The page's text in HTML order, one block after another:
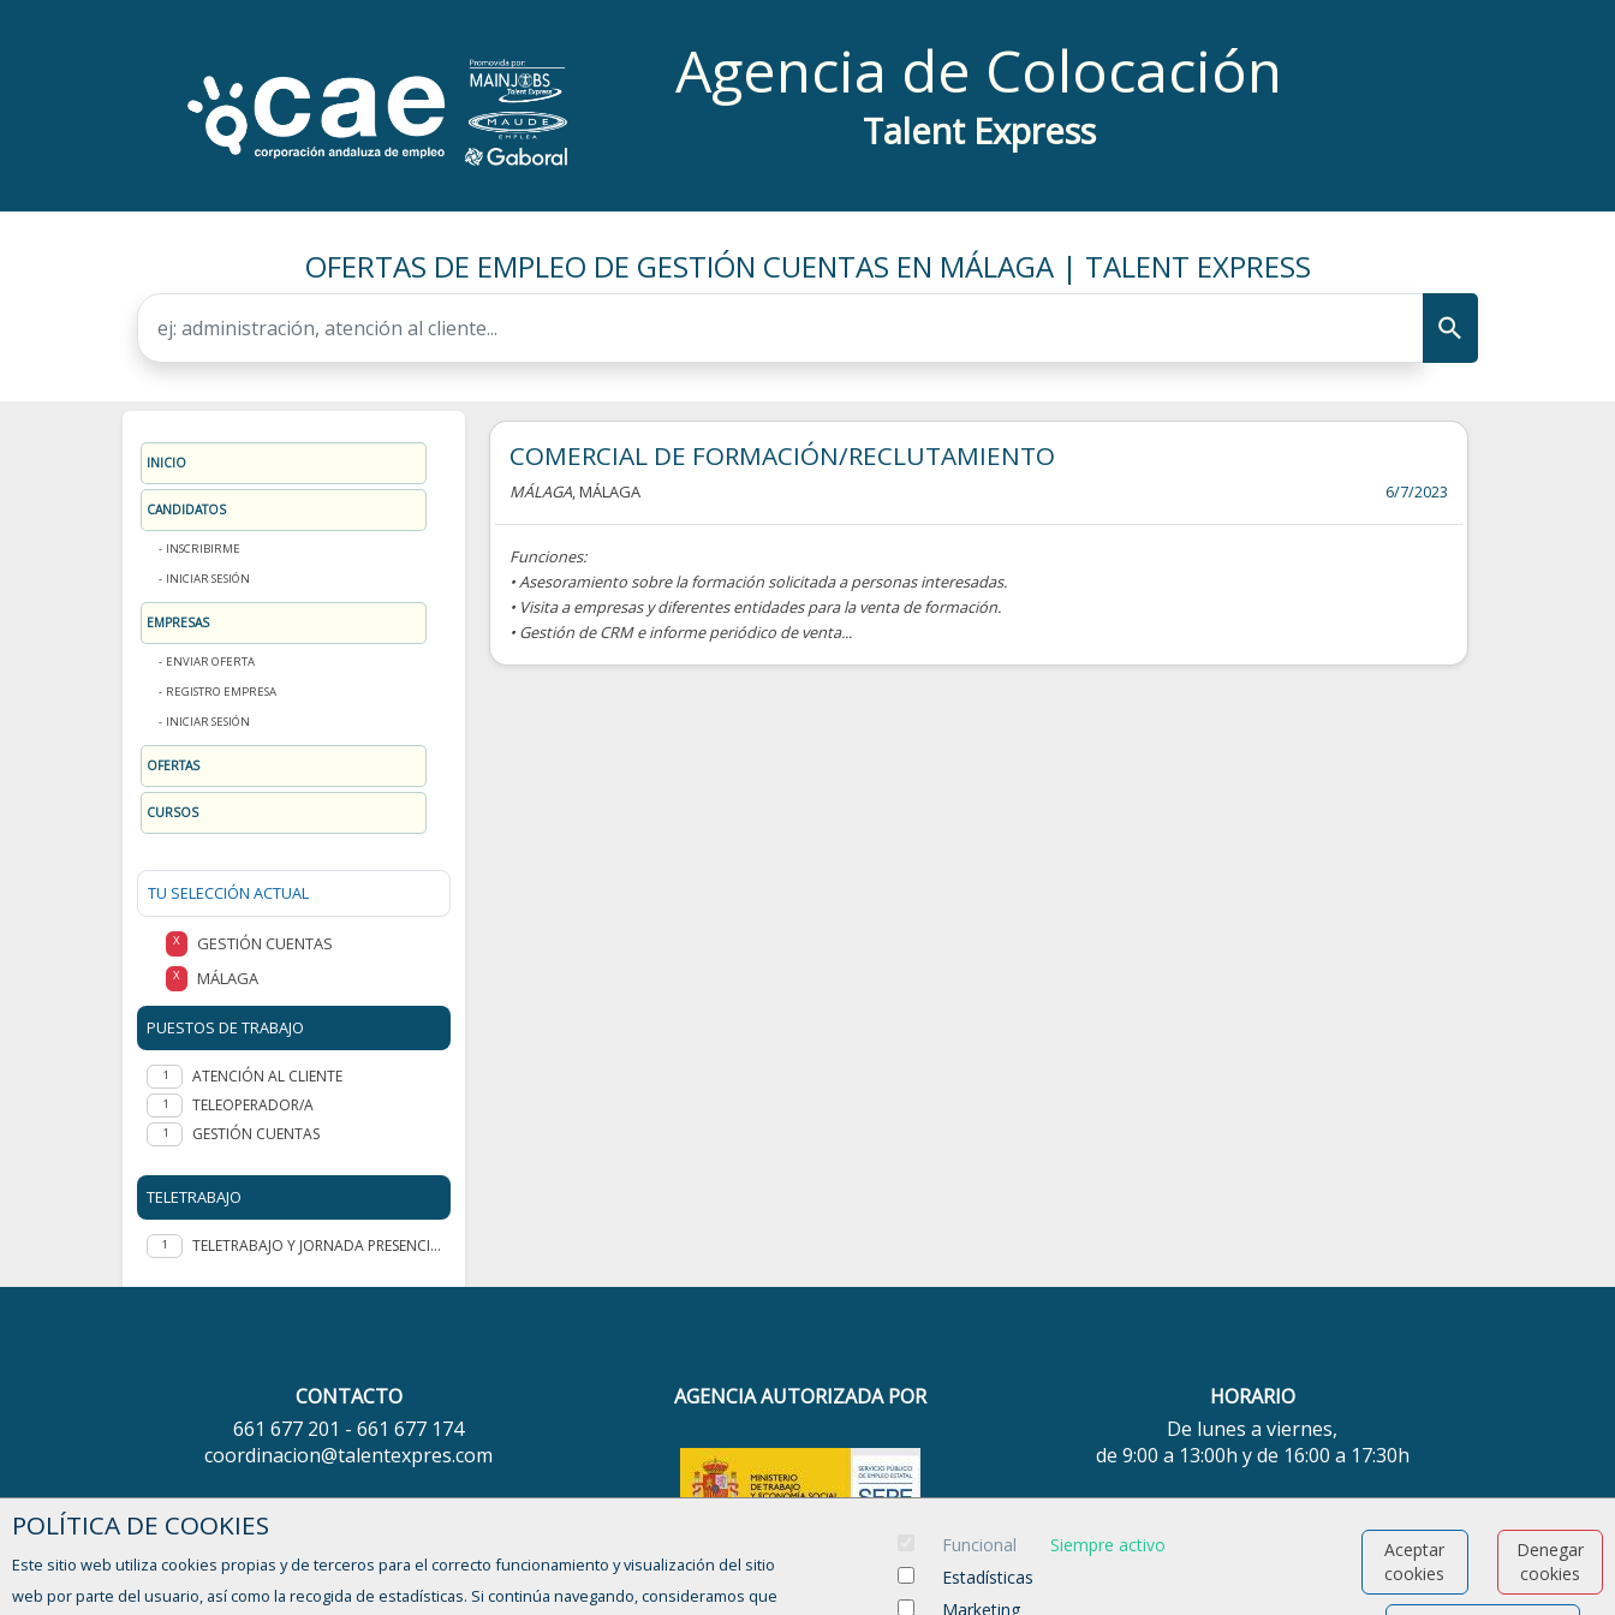
Agencia de Colocación
Talent Express
OFERTAS DE EMPLEO DE GESTIÓN CUENTAS EN MÁLAGA | TALENT EXPRESS
INICIO
CANDIDATOS
INSCRIBIRME
INICIAR SESIÓN
EMPRESAS
ENVIAR OFERTA
REGISTRO EMPRESA
INICIAR SESIÓN
OFERTAS
CURSOS
TU SELECCIÓN ACTUAL
X GESTIÓN CUENTAS
X MÁLAGA
PUESTOS DE TRABAJO
1 ATENCIÓN AL CLIENTE
1 TELEOPERADOR/A
1 GESTIÓN CUENTAS
TELETRABAJO
1 TELETRABAJO Y JORNADA PRESENCIAL
COMERCIAL DE FORMACIÓN/RECLUTAMIENTO
MÁLAGA, MÁLAGA 6/7/2023
Funciones:
• Asesoramiento sobre la formación solicitada a personas interesadas.
• Visita a empresas y diferentes entidades para la venta de formación.
• Gestión de CRM e informe periódico de venta...
CONTACTO
661 677 201 - 661 677 174
coordinacion@talentexpres.com
29010 Málaga - España
AGENCIA AUTORIZADA POR
UT00000012 - UT00000013
HORARIO
De lunes a viernes,
de 9:00 a 13:00h y de 16:00 a 17:30h
POLÍTICA DE COOKIES
Este sitio web utiliza cookies propias y de terceros para el correcto funcionamiento y visualización del sitio
web por parte del usuario, así como la recogida de estadísticas. Si continúa navegando, consideramos que
Funcional
Siempre activo
Estadísticas
Marketing
Aceptar
cookies
Denegar
cookies